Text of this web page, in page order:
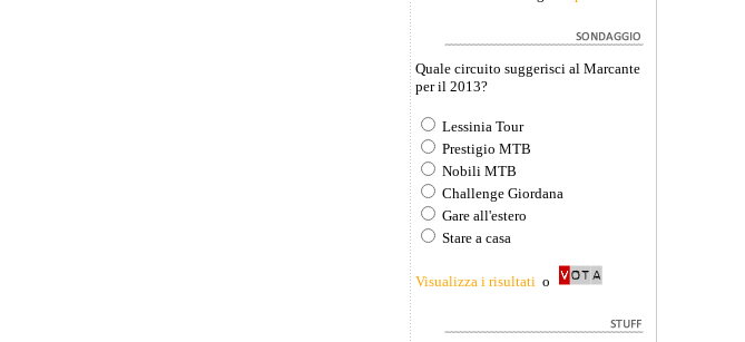
Quale circuito suggerisci al Marcante
per il 2013?
Lessinia Tour
Prestigio MTB
Nobili MTB
Challenge Giordana
Gare all'estero
Stare a casa
Visualizza i risultati o